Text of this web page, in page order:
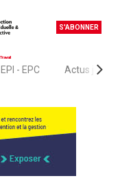
S'ABONNER
EPI - EPC Actus